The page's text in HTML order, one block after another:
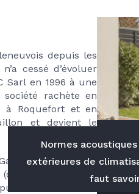
depuis les
cessé d’évoluer
Sarl en 1996 à une
rachète en
à Roquefort et en
et devient le
le Groupe
(qui comprend plus
2015
Normes
extérieures de
faut